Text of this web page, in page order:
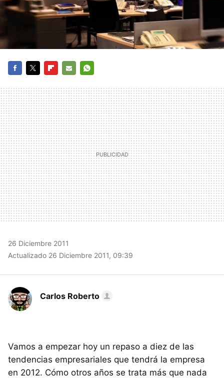
MAIL
26 Diciembre 2011
Actualizado 26 Diciembre 2011, 09:39
Carlos Roberto
Vamos a empezar hoy un repaso a diez de las
tendencias empresariales que tendrá la empresa
en 2012. Cómo otros años se trata más que nada